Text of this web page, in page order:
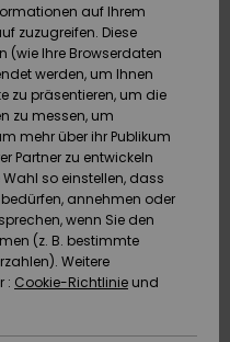
auf Ihrem
zuzugreifen. Diese
(wie Ihre Browserdaten
werden, um Ihnen
zu präsentieren, um die
zu messen, um
mehr über ihr Publikum
Partner zu entwickeln
Wahl so einstellen, dass
annehmen oder
wenn Sie den
(z. B. bestimmte
Weitere
: Cookie-Richtlinie und